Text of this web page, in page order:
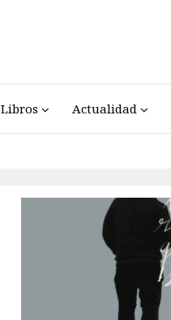
Libros Actualidad